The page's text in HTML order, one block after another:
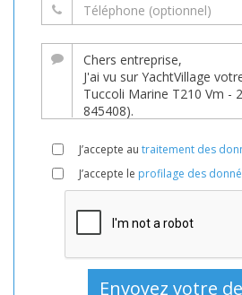
J’accepte au traitement des
J’accepte le profilage des